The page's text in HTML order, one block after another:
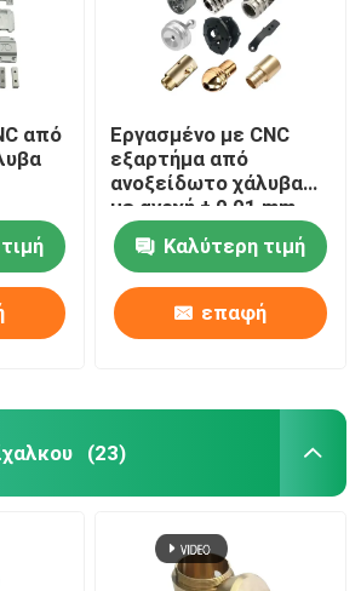
από
Εργασμένο με CNC
εξαρτήμα από
ανοξείδωτο χάλυβα
με ανοχή ± 0,01 mm
Καλύτερη τιμή
επαφή
(23)